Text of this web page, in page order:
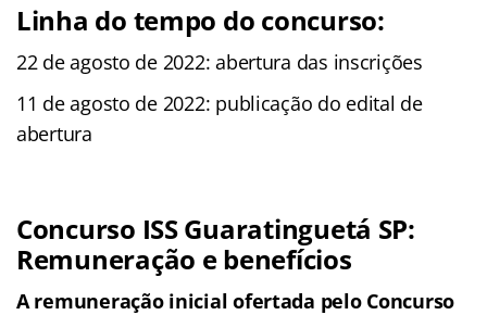
Linha do tempo do concurso:
22 de agosto de 2022: abertura das inscrições
11 de agosto de 2022: publicação do edital de
abertura
Concurso ISS Guaratinguetá SP:
Remuneração e benefícios
A remuneração inicial ofertada pelo Concurso